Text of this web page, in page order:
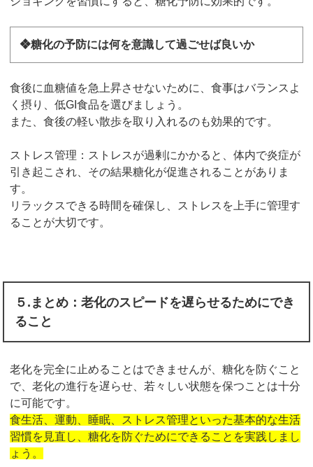
❖糖化の予防には何を意識して過ごせば良いか
食後に血糖値を急上昇させないために、食事はバランスよ
く摂り、低GI食品を選びましょう。
また、食後の軽い散歩を取り入れるのも効果的です。
ストレス管理：ストレスが過剰にかかると、体内で炎症が
引き起こされ、その結果糖化が促進されることがありま
す。
リラックスできる時間を確保し、ストレスを上手に管理す
ることが大切です。
５.まとめ：老化のスピードを遅らせるためにでき
ること
老化を完全に止めることはできませんが、糖化を防ぐこと
で、老化の進行を遅らせ、若々しい状態を保つことは十分
に可能です。
食生活、運動、睡眠、ストレス管理といった基本的な生活
習慣を見直し、糖化を防ぐためにできることを実践しまし
ょう。